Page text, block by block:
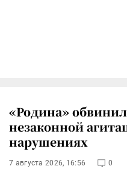
«Родина»
незаконной
нарушениях
7 августа 2026, 16:56 0